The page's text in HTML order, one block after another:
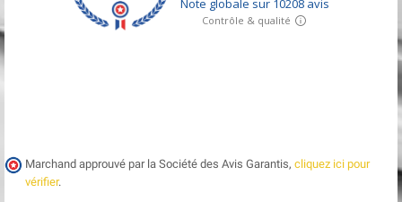
Marchand approuvé par la Société des Avis Garantis, cliquez ici pour
vérifier.